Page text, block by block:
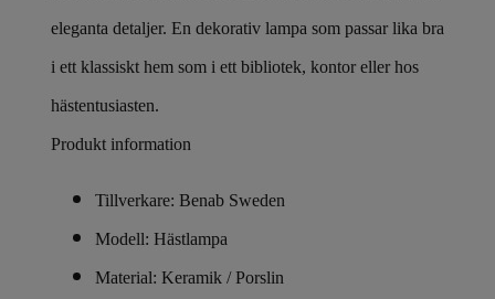
eleganta detaljer. En dekorativ lampa som passar lika bra
i ett klassiskt hem som i ett bibliotek, kontor eller hos
hästentusiasten.
Produkt information
Tillverkare: Benab Sweden
Modell: Hästlampa
Material: Keramik / Porslin